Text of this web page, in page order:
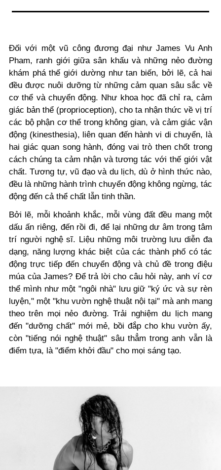
Đối với một vũ công đương đại như James Vu Anh
Pham, ranh giới giữa sân khấu và những nẻo đường
khám phá thế giới dường như tan biến, bởi lẽ, cả hai
đều được nuôi dưỡng từ những cảm quan sâu sắc về
cơ thể và chuyển động. Như khoa học đã chỉ ra, cảm
giác bản thể (proprioception), cho ta nhận thức về vị trí
các bộ phận cơ thể trong không gian, và cảm giác vận
động (kinesthesia), liên quan đến hành vi di chuyển, là
hai giác quan song hành, đóng vai trò then chốt trong
cách chúng ta cảm nhận và tương tác với thế giới vật
chất. Tương tự, vũ đạo và du lịch, dù ở hình thức nào,
đều là những hành trình chuyển động không ngừng, tác
động đến cả thể chất lẫn tinh thần.
Bởi lẽ, mỗi khoảnh khắc, mỗi vùng đất đều mang một
dấu ấn riêng, đến rồi đi, để lại những dư âm trong tâm
trí người nghệ sĩ. Liệu những môi trường lưu diễn đa
dạng, năng lượng khác biệt của các thành phố có tác
động trực tiếp đến chuyển động và chủ đề trong điệu
múa của James? Để trả lời cho câu hỏi này, anh ví cơ
thể mình như một "ngôi nhà" lưu giữ "ký ức và sự rèn
luyện," một "khu vườn nghệ thuật nội tại" mà anh mang
theo trên mọi nẻo đường. Trải nghiệm du lịch mang
đến "dưỡng chất" mới mẻ, bồi đắp cho khu vườn ấy,
còn "tiếng nói nghệ thuật" sâu thẳm trong anh vẫn là
điểm tựa, là "điểm khởi đầu" cho mọi sáng tạo.